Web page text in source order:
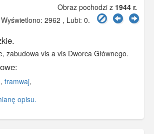
Obraz pochodzi z 1944 r.
Wyświetlono: 2962 , Lubi: 0.
zabudowa vis a vis Dworca Głównego.
, tramwaj,
opisu.